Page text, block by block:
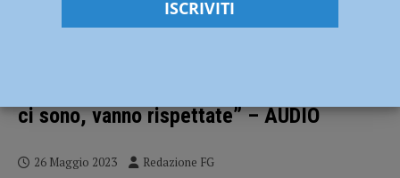
Incidenti stradali, arriva il GEIS: un
ci sono, vanno rispettate” – AUDIO
26 Maggio 2023 Redazione FG